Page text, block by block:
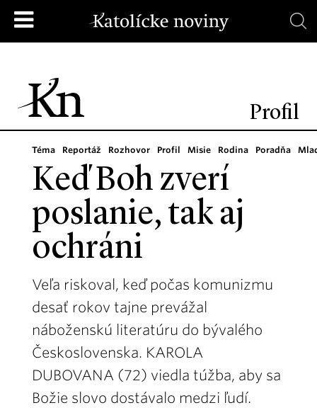
Profil
Téma Reportáž Rozhovor Profil Misie Rodina Poradňa
Keď Boh zverí
poslanie, tak aj
ochráni
Veľa riskoval, keď počas komunizmu
desať rokov tajne prevážal
náboženskú literatúru do bývalého
Československa. KAROLA
DUBOVANA (72) viedla túžba, aby sa
Božie slovo dostávalo medzi ľudí.